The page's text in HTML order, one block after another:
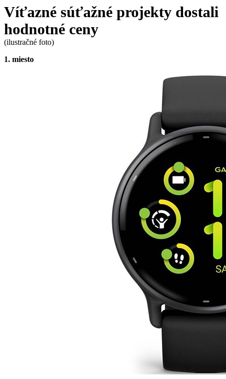
Víťazné súťažné projekty dostali
hodnotné ceny
(ilustračné foto)
1. miesto